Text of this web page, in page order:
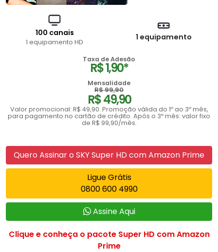
100 canais
1 equipamento HD
1 equipamento
Taxa de Adesão
R$ 1,90*
Mensalidade
R$ 99,90
R$ 49,90
Valor promocional: R$ 49,90. Promoção válida do 1º ao 3º mês,
para pagamento no cartão de crédito. Após o 3º mês: valor fixo
de R$ 99,90/mês.
Quero Assinar o SKY Super HD com Amazon Prime
Ligue Grátis
0800 600 4990
Assine Aqui
Clique e conheça o pacote Super HD com Amazon
Prime